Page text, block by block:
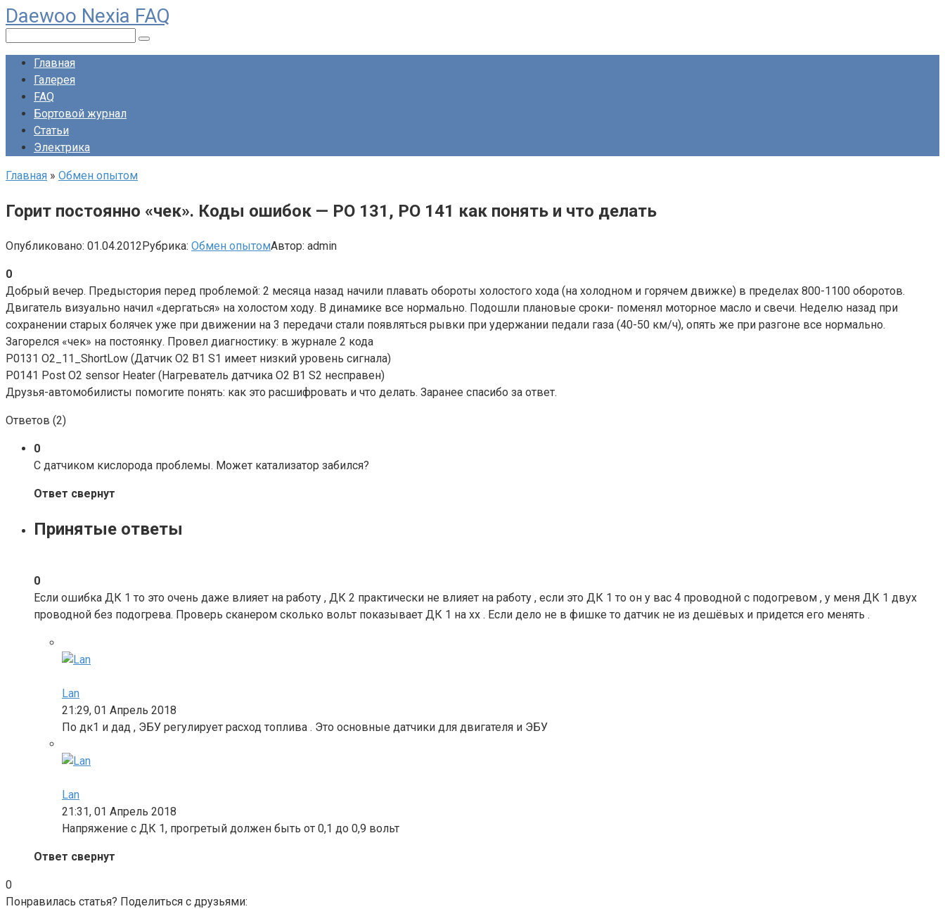
Перейти
к
контенту
Daewoo Nexia FAQ
Главная
Галерея
FAQ
Бортовой журнал
Статьи
Электрика
Главная » Обмен опытом
Горит постоянно «чек». Коды ошибок — РО 131, РО 141 как понять и что делать
Опубликовано: 01.04.2012Рубрика: Обмен опытомАвтор: admin
0
Добрый вечер. Предыстория перед проблемой: 2 месяца назад начили плавать обороты холостого хода (на холодном и горячем движке) в пределах 800-1100 оборотов.
Двигатель визуально начил «дергаться» на холостом ходу. В динамике все нормально. Подошли плановые сроки- поменял моторное масло и свечи. Неделю назад при
сохранении старых болячек уже при движении на 3 передачи стали появляться рывки при удержании педали газа (40-50 км/ч), опять же при разгоне все нормально.
Загорелся «чек» на постоянку. Провел диагностику: в журнале 2 кода
P0131 O2_11_ShortLow (Датчик О2 В1 S1 имеет низкий уровень сигнала)
P0141 Post O2 sensor Heater (Нагреватель датчика О2 В1 S2 несправен)
Друзья-автомобилисты помогите понять: как это расшифровать и что делать. Заранее спасибо за ответ.
Ответов (2)
0
С датчиком кислорода проблемы. Может катализатор забился?
Ответ свернут
Принятые ответы
0
Если ошибка ДК 1 то это очень даже влияет на работу , ДК 2 практически не влияет на работу , если это ДК 1 то он у вас 4 проводной с подогревом , у меня ДК 1 двух
проводной без подогрева. Проверь сканером сколько вольт показывает ДК 1 на хх . Если дело не в фишке то датчик не из дешёвых и придется его менять .
Lan
21:29, 01 Апрель 2018
По дк1 и дад , ЭБУ регулирует расход топлива . Это основные датчики для двигателя и ЭБУ
Lan
21:31, 01 Апрель 2018
Напряжение с ДК 1, прогретый должен быть от 0,1 до 0,9 вольт
Ответ свернут
0
Понравилась статья? Поделиться с друзьями: